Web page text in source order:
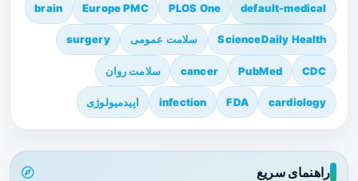
default-medical
PLOS One
Europe PMC
brain
ScienceDaily Health سلامت عمومی surgery
CDC
PubMed
cancer سلامت روان
cardiology
FDA
infection اپیدمیولوژی
راهنمای سریع